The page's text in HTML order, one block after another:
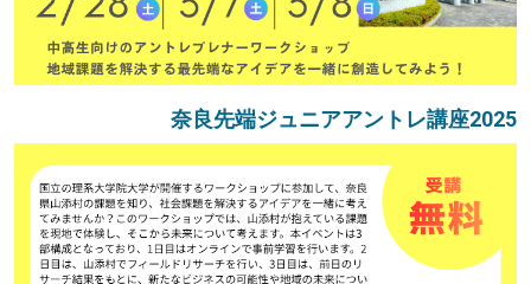
奈良先端ジュニアアントレ講座2025